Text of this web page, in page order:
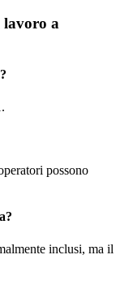
lavoro a
possono
inclusi, ma il